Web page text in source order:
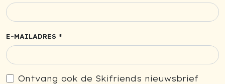
E-MAILADRES *
Ontvang ook de Skifriends nieuwsbrief